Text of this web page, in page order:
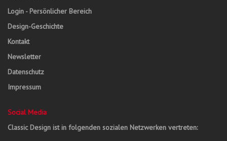
Login - Persönlicher Bereich
Design-Geschichte
Kontakt
Newsletter
Datenschutz
Impressum
Social Media
Classic Design ist in folgenden sozialen Netzwerken vertreten: